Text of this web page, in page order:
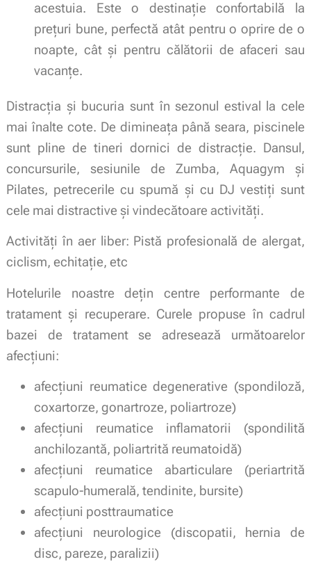
acestuia. Este o destinaţie confortabilă la
prețuri bune, perfectă atât pentru o oprire de o
noapte, cât şi pentru călătorii de afaceri sau
vacanţe.
Distracția și bucuria sunt în sezonul estival la cele
mai înalte cote. De dimineața până seara, piscinele
sunt pline de tineri dornici de distracție. Dansul,
concursurile, sesiunile de Zumba, Aquagym și
Pilates, petrecerile cu spumă și cu DJ vestiți sunt
cele mai distractive și vindecătoare activități.
Activități în aer liber: Pistă profesională de alergat,
ciclism, echitație, etc
Hotelurile noastre dețin centre performante de
tratament și recuperare. Curele propuse în cadrul
bazei de tratament se adresează următoarelor
afecţiuni:
afecţiuni reumatice degenerative (spondiloză,
coxartorze, gonartroze, poliartroze)
afecţiuni reumatice inflamatorii (spondilită
anchilozantă, poliartrită reumatoidă)
afecţiuni reumatice abarticulare (periartrită
scapulo-humerală, tendinite, bursite)
afecţiuni posttraumatice
afecţiuni neurologice (discopatii, hernia de
disc, pareze, paralizii)